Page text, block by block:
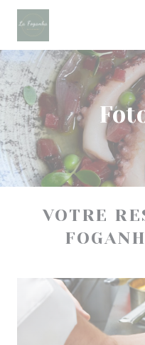
Panel pro správu cookies
VOTRE